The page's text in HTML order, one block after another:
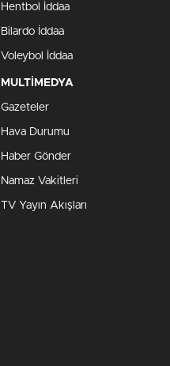
Hentbol İddaa
Bilardo İddaa
Voleybol İddaa
MULTİMEDYA
Gazeteler
Hava Durumu
Haber Gönder
Namaz Vakitleri
TV Yayın Akışları